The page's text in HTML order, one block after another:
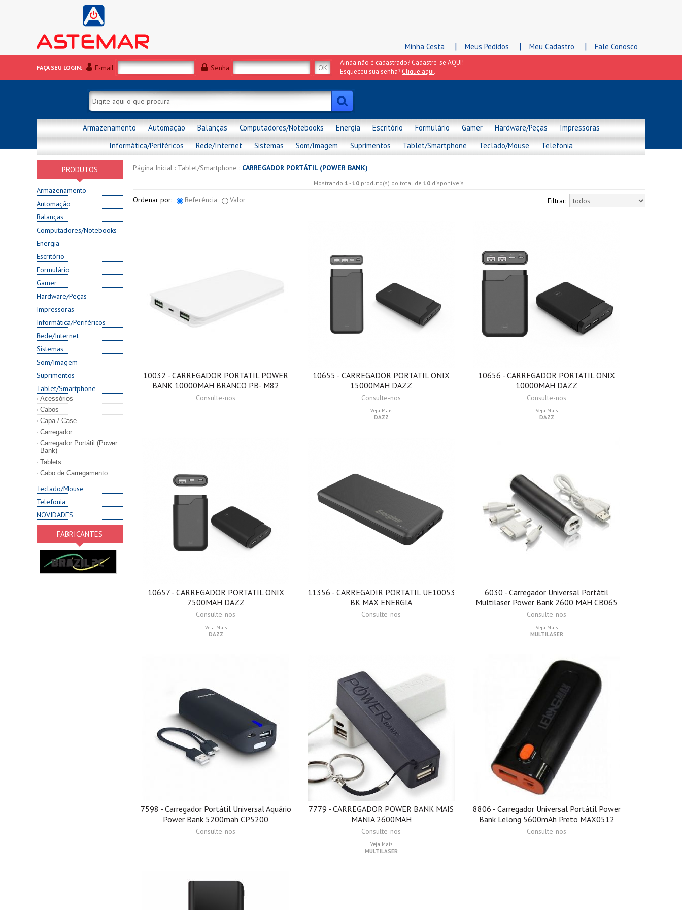
Minha Cesta | Meus Pedidos | Meu Cadastro | Fale Conosco
FAÇA SEU LOGIN: E-mail Senha
Ainda não é cadastrado? Cadastre-se AQUI!
Esqueceu sua senha? Clique aqui.
Armazenamento Automação Balanças Computadores/Notebooks Energia Escritório Formulário Gamer Hardware/Peças
Impressoras
Informática/Periféricos
Rede/Internet Sistemas Som/Imagem Suprimentos Tablet/Smartphone Teclado/Mouse Telefonia
PRODUTOS
Armazenamento
Automação
Balanças
Computadores/Notebooks
Energia
Escritório
Formulário
Gamer
Hardware/Peças
Impressoras
Informática/Periféricos
Rede/Internet
Sistemas
Som/Imagem
Suprimentos
Tablet/Smartphone
Acessórios
Cabos
Capa / Case
Carregador
Carregador Portátil (Power
Bank)
Tablets
Cabo de Carregamento
Teclado/Mouse
Telefonia
NOVIDADES
FABRICANTES
Página Inicial : Tablet/Smartphone : CARREGADOR PORTÁTIL (POWER BANK)
Mostrando 1 - 10produto(s) do total de 10disponíveis.
Ordenar por: Referência Valor Filtrar:
10032 - CARREGADOR PORTATIL POWER
BANK 10000MAH BRANCO PB- M82
Consulte-nos
10655 - CARREGADOR PORTATIL ONIX
15000MAH DAZZ
Consulte-nos
Veja Mais
DAZZ
10656 - CARREGADOR PORTATIL ONIX
10000MAH DAZZ
Consulte-nos
Veja Mais
DAZZ
10657 - CARREGADOR PORTATIL ONIX
7500MAH DAZZ
Consulte-nos
Veja Mais
DAZZ
11356 - CARREGADIR PORTATIL UE10053
BK MAX ENERGIA
Consulte-nos
6030 - Carregador Universal Portátil
Multilaser Power Bank 2600 MAH CB065
Consulte-nos
Veja Mais
MULTILASER
7598 - Carregador Portátil Universal Aquário
Power Bank 5200mah CP5200
Consulte-nos
7779 - CARREGADOR POWER BANK MAIS
MANIA 2600MAH
Consulte-nos
Veja Mais
MULTILASER
8806 - Carregador Universal Portátil Power
Bank Lelong 5600mAh Preto MAX0512
Consulte-nos